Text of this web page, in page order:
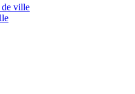
de ville